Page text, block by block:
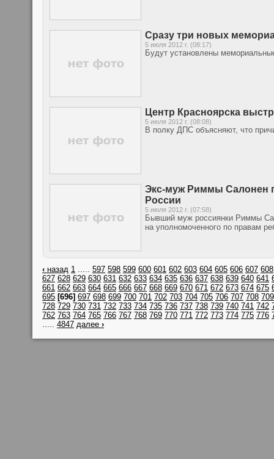
Сразу три новых
5 июля 2012 г. (08:17)
Будут установлены
Центр Красноярска
5 июля 2012 г. (08:08)
В полку ДПС объясняют, что
Экс-муж Риммы Салонен
России
5 июля 2012 г. (07:58)
Бывший муж россиянки Риммы
на уполномоченного по правам
‹ назад 1 ..... 597 598 599 600 601 602 603 604 605 606 607 608
627 628 629 630 631 632 633 634 635 636 637 638 639 640 641
661 662 663 664 665 666 667 668 669 670 671 672 673 674 675
695 [696] 697 698 699 700 701 702 703 704 705 706 707 708 709
728 729 730 731 732 733 734 735 736 737 738 739 740 741 742
762 763 764 765 766 767 768 769 770 771 772 773 774 775 776
..... 4847 далее ›